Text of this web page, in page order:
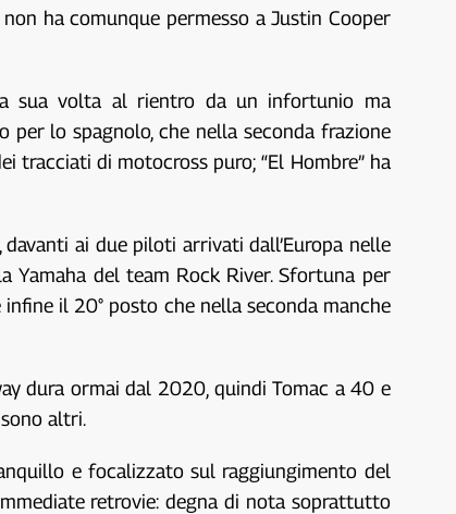
ha comunque permesso a Justin Cooper
sua volta al rientro da un infortunio ma
lo spagnolo, che nella seconda frazione
tracciati di motocross puro; “El Hombre” ha
ai due piloti arrivati dall’Europa nelle
Yamaha del team Rock River. Sfortuna per
il 20° posto che nella seconda manche
dura ormai dal 2020, quindi Tomac a 40 e
altri.
e focalizzato sul raggiungimento del
retrovie: degna di nota soprattutto